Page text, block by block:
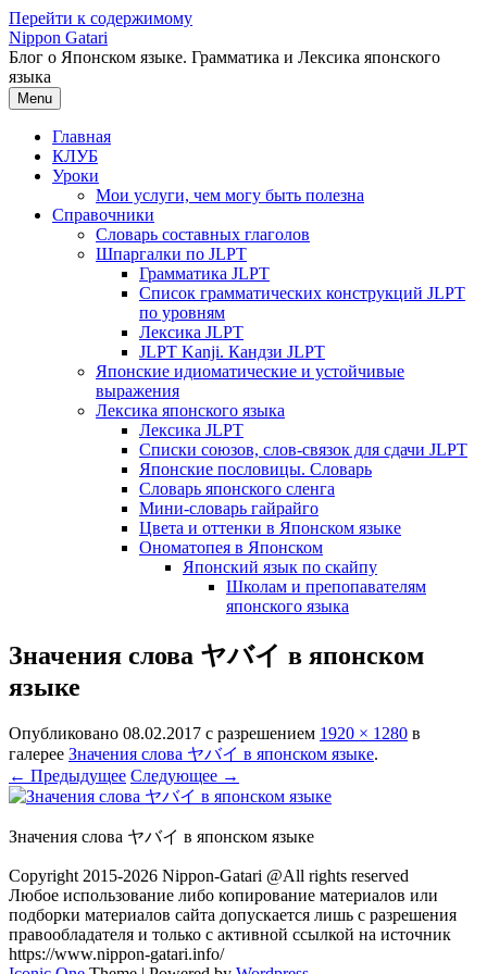
Перейти к содержимому
Nippon Gatari
Блог о Японском языке. Грамматика и Лексика японского
языка
Menu
Главная
КЛУБ
Уроки
Мои услуги, чем могу быть полезна
Справочники
Словарь составных глаголов
Шпаргалки по JLPT
Грамматика JLPT
Список грамматических конструкций JLPT
по уровням
Лексика JLPT
JLPT Kanji. Кандзи JLPT
Японские идиоматические и устойчивые
выражения
Лексика японского языка
Лексика JLPT
Списки союзов, слов-связок для сдачи JLPT
Японские пословицы. Словарь
Словарь японского сленга
Мини-словарь гайрайго
Цвета и оттенки в Японском языке
Ономатопея в Японском
Японский язык по скайпу
Школам и препопавателям
японского языка
Значения слова ヤバイ в японском
языке
Опубликовано 08.02.2017 с разрешением 1920 × 1280 в
галерее Значения слова ヤバイ в японском языке.
← Предыдущее Следующее →
Значения слова ヤバイ в японском языке
Copyright 2015-2026 Nippon-Gatari @All rights reserved
Любое использование либо копирование материалов или
подборки материалов сайта допускается лишь с разрешения
правообладателя и только с активной ссылкой на источник
https://www.nippon-gatari.info/